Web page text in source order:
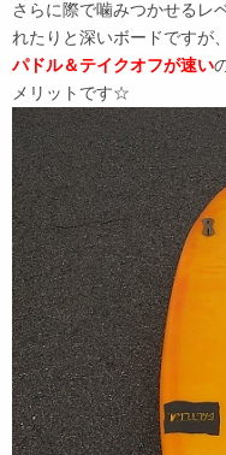
さらに際で噛みつかせるレ
れたりと深いボードですが、
パドル＆テイクオフが速い
メリットです☆